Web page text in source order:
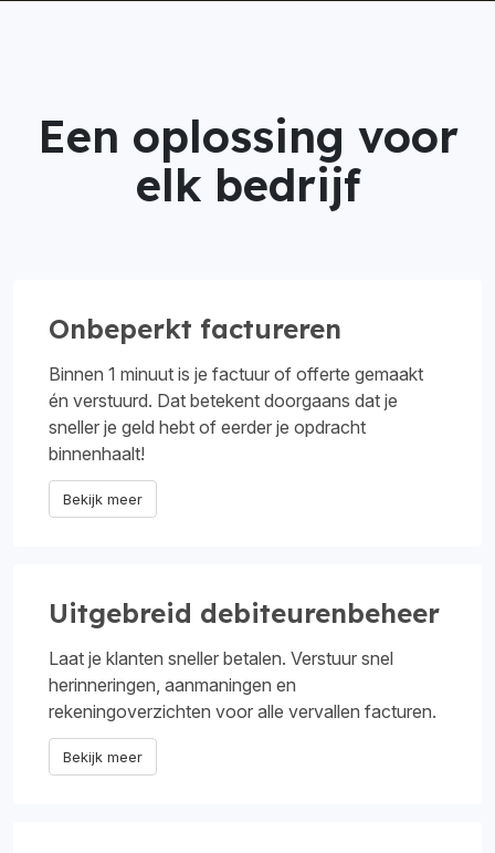
Een oplossing voor
elk bedrijf
Onbeperkt factureren
Binnen 1 minuut is je factuur of offerte gemaakt
én verstuurd. Dat betekent doorgaans dat je
sneller je geld hebt of eerder je opdracht
binnenhaalt!
Bekijk meer
Uitgebreid debiteurenbeheer
Laat je klanten sneller betalen. Verstuur snel
herinneringen, aanmaningen en
rekeningoverzichten voor alle vervallen facturen.
Bekijk meer